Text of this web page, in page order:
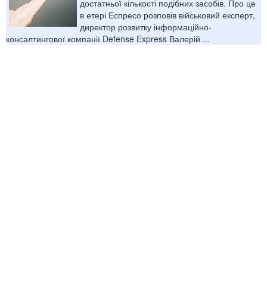
достатньої кількості подібних засобів. Про це
в етері Еспресо розповів військовий експерт,
директор розвитку інформаційно-
консалтингової компанії Defense Express Валерій ...